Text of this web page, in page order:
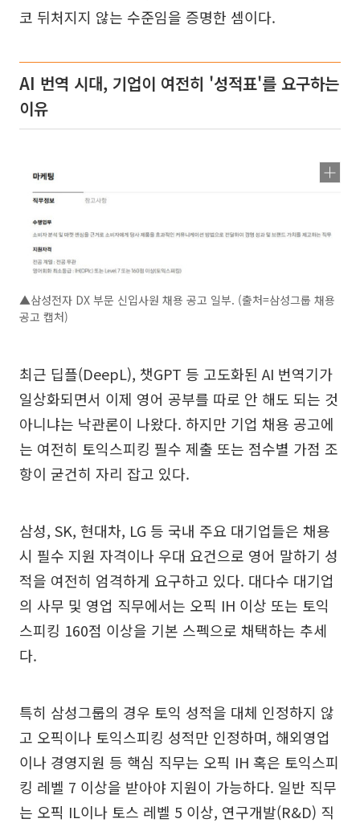
코 뒤처지지 않는 수준임을 증명한 셈이다.
AI 번역 시대, 기업이 여전히 '성적표'를 요구하는
이유
▲삼성전자 DX 부문 신입사원 채용 공고 일부. (출처=삼성그룹 채용
공고 캡처)
최근 딥플(DeepL), 챗GPT 등 고도화된 AI 번역기가
일상화되면서 이제 영어 공부를 따로 안 해도 되는 것
아니냐는 낙관론이 나왔다. 하지만 기업 채용 공고에
는 여전히 토익스피킹 필수 제출 또는 점수별 가점 조
항이 굳건히 자리 잡고 있다.
삼성, SK, 현대차, LG 등 국내 주요 대기업들은 채용
시 필수 지원 자격이나 우대 요건으로 영어 말하기 성
적을 여전히 엄격하게 요구하고 있다. 대다수 대기업
의 사무 및 영업 직무에서는 오픽 IH 이상 또는 토익
스피킹 160점 이상을 기본 스펙으로 채택하는 추세
다.
특히 삼성그룹의 경우 토익 성적을 대체 인정하지 않
고 오픽이나 토익스피킹 성적만 인정하며, 해외영업
이나 경영지원 등 핵심 직무는 오픽 IH 혹은 토익스피
킹 레벨 7 이상을 받아야 지원이 가능하다. 일반 직무
는 오픽 IL이나 토스 레벨 5 이상, 연구개발(R&D) 직